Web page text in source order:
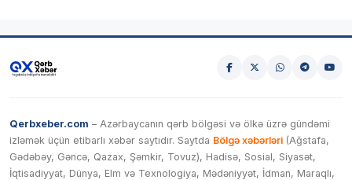
Qerbxeber.com – Azərbaycanın qərb bölgəsi və ölkə üzrə gündəmi
izləmək üçün etibarlı xəbər saytıdır. Saytda Bölgə xəbərləri (Ağstafa,
Gədəbəy, Gəncə, Qazax, Şəmkir, Tovuz), Hadisə, Sosial, Siyasət,
İqtisadiyyat, Dünya, Elm və Texnologiya, Mədəniyyət, İdman, Maraqlı,